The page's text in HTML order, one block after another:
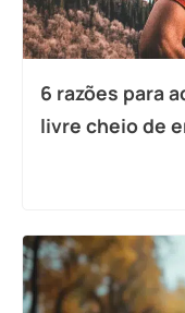
6 razões para
livre cheio de